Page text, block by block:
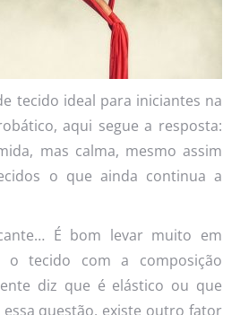
tecido ideal para iniciantes na
aqui segue a resposta:
mas calma, mesmo assim
o que ainda continua a
É bom levar muito em
o tecido com a composição
diz que é elástico ou que
questão, existe outro fator